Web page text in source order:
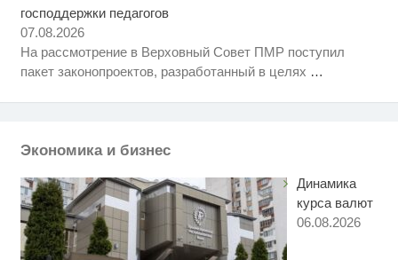
господдержки педагогов
07.08.2026
На рассмотрение в Верховный Совет ПМР поступил
пакет законопроектов, разработанный в целях …
Экономика и бизнес
Динамика
курса валют
06.08.2026
Скрытая камера на пляже
Ролик длится несколько секунд,
а смеяться вы будете долго